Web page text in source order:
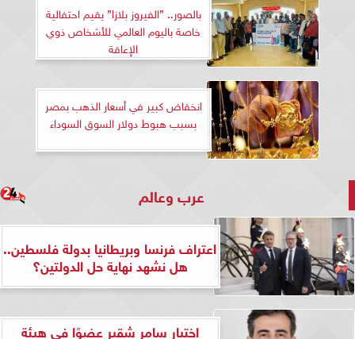
بالصور.. ”الفيروز بلازا” يقيم احتفالية
خاصة باليوم العالمي للأشخاص ذوي
الإعاقة
انخفاض كبير في أسعار الذهب بمصر
بسبب هبوط دولار السوق السوداء
عرب وعالم
اعتراف فرنسا وبريطانيا بدولة فلسطين..
هل نشهد نهاية حل الدولتين؟
اختيار سامر شقير عضوًا في هيئة